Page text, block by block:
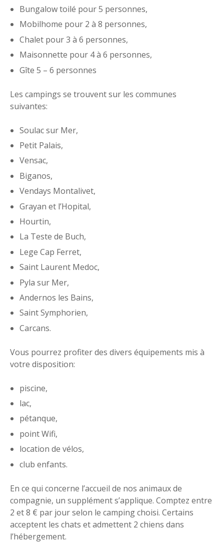
Bungalow toilé pour 5 personnes,
Mobilhome pour 2 à 8 personnes,
Chalet pour 3 à 6 personnes,
Maisonnette pour 4 à 6 personnes,
Gîte 5 – 6 personnes
Les campings se trouvent sur les communes
suivantes:
Soulac sur Mer,
Petit Palais,
Vensac,
Biganos,
Vendays Montalivet,
Grayan et l’Hopital,
Hourtin,
La Teste de Buch,
Lege Cap Ferret,
Saint Laurent Medoc,
Pyla sur Mer,
Andernos les Bains,
Saint Symphorien,
Carcans.
Vous pourrez profiter des divers équipements mis à
votre disposition:
piscine,
lac,
pétanque,
point Wifi,
location de vélos,
club enfants.
En ce qui concerne l’accueil de nos animaux de
compagnie, un supplément s’applique. Comptez entre
2 et 8 € par jour selon le camping choisi. Certains
acceptent les chats et admettent 2 chiens dans
l’hébergement.